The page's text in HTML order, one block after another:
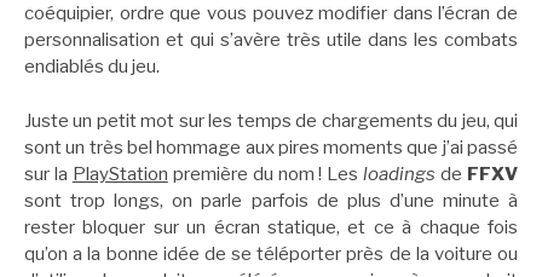
coéquipier, ordre que vous pouvez modifier dans l’écran de
personnalisation et qui s’avère très utile dans les combats
endiablés du jeu.
Juste un petit mot sur les temps de chargements du jeu, qui
sont un très bel hommage aux pires moments que j’ai passé
sur la PlayStation première du nom ! Lesloadings de FFXV
sont trop longs, on parle parfois de plus d’une minute à
rester bloquer sur un écran statique, et ce à chaque fois
qu’on a la bonne idée de se téléporter près de la voiture ou